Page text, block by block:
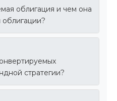
облигация и чем она
облигации?
стратегии?